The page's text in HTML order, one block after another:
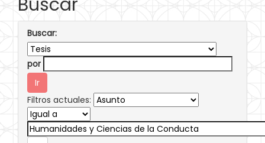
Buscar:
por
Filtros actuales: